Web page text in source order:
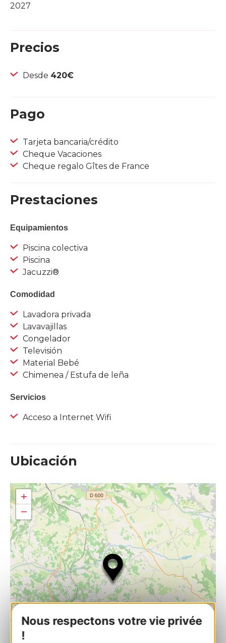
Nous respectons votre vie privée
!
2027
Precios
Desde 420€
Pago
Tarjeta bancaria/crédito
Cheque Vacaciones
Cheque regalo Gîtes de France
Prestaciones
Equipamientos
Piscina colectiva
Piscina
Jacuzzi®
Comodidad
Lavadora privada
Lavavajillas
Congelador
Televisión
Material Bebé
Chimenea / Estufa de leña
Servicios
Acceso a Internet Wifi
Ubicación
+
−